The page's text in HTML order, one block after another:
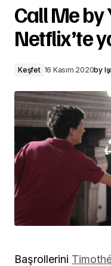
Call Me by
Netflix’te
Keşfet 16 Kasım 2020by
Başrollerini